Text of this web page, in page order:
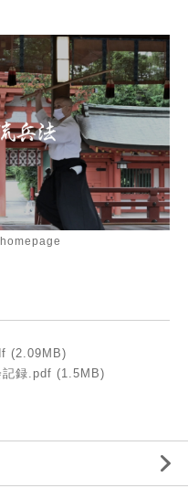
(2.09MB)
記録.pdf (1.5MB)